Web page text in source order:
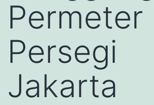
Permeter
Persegi
Jakarta